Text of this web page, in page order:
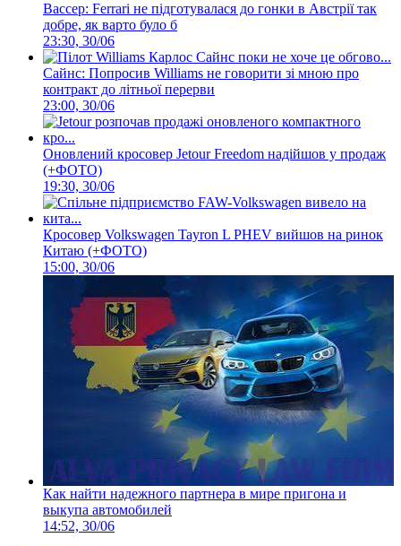
Вассер: Ferrari не підготувалася до гонки в Австрії так
добре, як варто було б
23:30, 30/06
Сайнс: Попросив Williams не говорити зі мною про
контракт до літньої перерви
23:00, 30/06
Оновлений кросовер Jetour Freedom надійшов у продаж
(+ФОТО)
19:30, 30/06
Кросовер Volkswagen Tayron L PHEV вийшов на ринок
Китаю (+ФОТО)
15:00, 30/06
Как найти надежного партнера в мире пригона и
выкупа автомобилей
14:52, 30/06